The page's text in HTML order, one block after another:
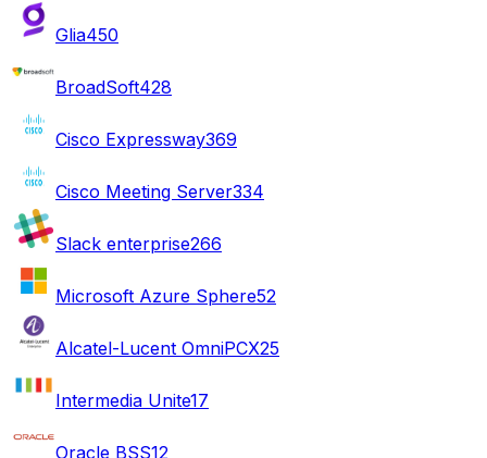
Glia450
BroadSoft428
Cisco Expressway369
Cisco Meeting Server334
Slack enterprise266
Microsoft Azure Sphere52
Alcatel-Lucent OmniPCX25
Intermedia Unite17
Oracle BSS12